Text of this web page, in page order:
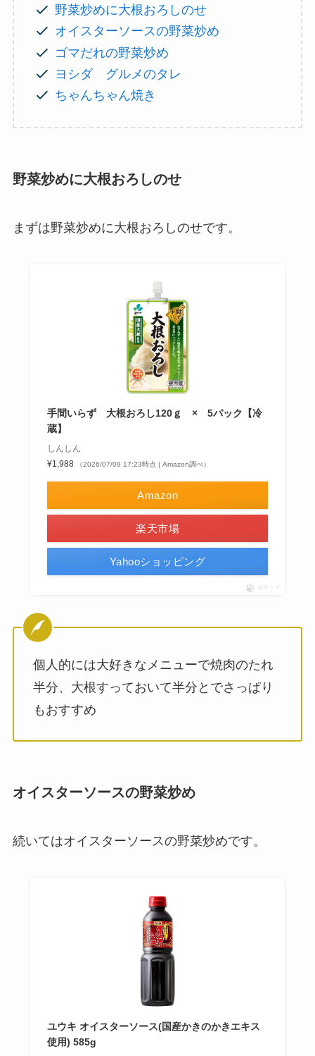
野菜炒めに大根おろしのせ
オイスターソースの野菜炒め
ゴマだれの野菜炒め
ヨシダ グルメのタレ
ちゃんちゃん焼き
野菜炒めに大根おろしのせ
まずは野菜炒めに大根おろしのせです。
手間いらず 大根おろし120ｇ × 5パック【冷
蔵】
しんしん
¥1,988
（2026/07/09 17:23時点 | Amazon調べ）
Amazon
楽天市場
Yahooショッピング
ポチップ
個人的には大好きなメニューで焼肉のたれ
半分、大根すっておいて半分とでさっぱり
もおすすめ
オイスターソースの野菜炒め
続いてはオイスターソースの野菜炒めです。
ユウキ オイスターソース(国産かきのかきエキス
使用) 585g